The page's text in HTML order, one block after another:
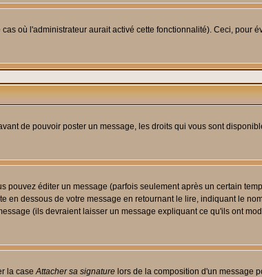
où l'administrateur aurait activé cette fonctionnalité). Ceci, pour
de pouvoir poster un message, les droits qui vous sont
éditer un message (parfois seulement après un certain
dessous de votre message en retournant le lire, indiquant le
(ils devraient laisser un message expliquant ce qu'ils ont
la caseAttacher sa signature lors de la composition d'un message